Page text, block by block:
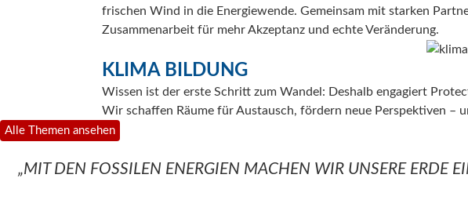
frischen Wind in die Energiewende. Gemeinsam mit starken
Zusammenarbeit für mehr Akzeptanz und echte Veränderung.
KLIMA BILDUNG
Wissen ist der erste Schritt zum Wandel: Deshalb engagiert
Wir schaffen Räume für Austausch, fördern neue Perspektiven –
Alle Themen ansehen
„MIT DEN FOSSILEN ENERGIEN MACHEN WIR UNSERE ERDE